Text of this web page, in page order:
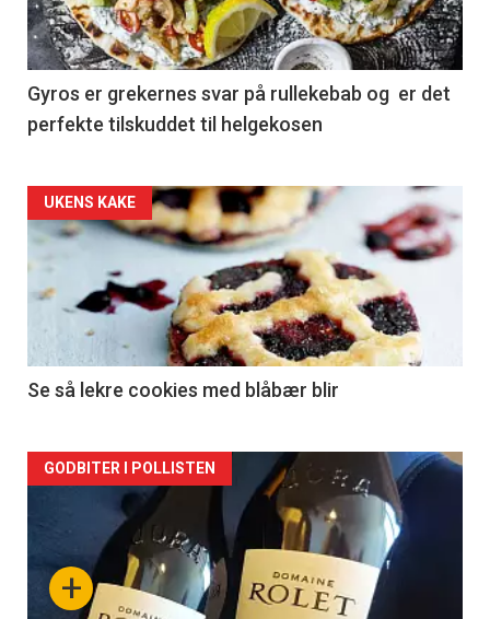
Gyros er grekernes svar på rullekebab og er det
perfekte tilskuddet til helgekosen
Forsiden
akkurat
nå
2
UKENS KAKE
Se så lekre cookies med blåbær blir
Forsiden
akkurat
nå+
GODBITER I POLLISTEN